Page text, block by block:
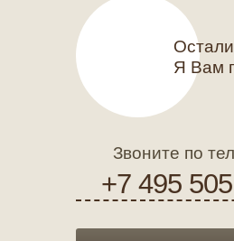
Я Вам
Звоните по
+7 495